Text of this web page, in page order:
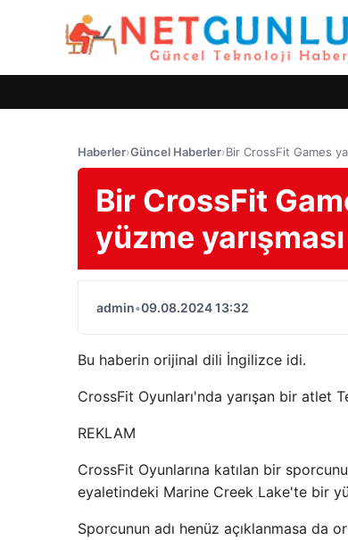
Haberler›Güncel Haberler›Bir CrossFit Games
Bir CrossFit
yüzme
admin•09.08.2024 13:32
Bu haberin orijinal dili İngilizce idi.
CrossFit Oyunları'nda yarışan bir atlet
REKLAM
CrossFit Oyunlarına katılan bir
eyaletindeki Marine Creek Lake'te bir
Sporcunun adı henüz açıklanmasa da